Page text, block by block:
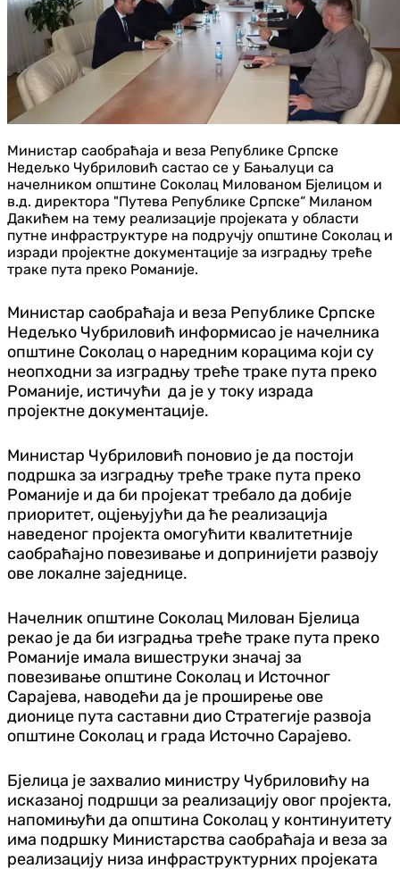
Министар саобраћаја и веза Републике Српске
Недељко Чубриловић састао се у Бањалуци са
начелником општине Соколац Милованом Бјелицом и
в.д. директора "Путева Републике Српске“ Миланом
Дакићем на тему реализације пројеката у области
путне инфраструктуре на подручју општине Соколац и
изради пројектне документације за изградњу треће
траке пута преко Романије.
Министар саобраћаја и веза Републике Српске
Недељко Чубриловић информисао је начелника
општине Соколац о наредним корацима који су
неопходни за изградњу треће траке пута преко
Романије, истичући да је у току израда
пројектне документације.
Министар Чубриловић поновио је да постоји
подршка за изградњу треће траке пута преко
Романије и да би пројекат требало да добије
приоритет, оцјењујући да ће реализација
наведеног пројекта омогућити квалитетније
саобраћајно повезивање и допринијети развоју
ове локалне заједнице.
Начелник општине Соколац Милован Бјелица
рекао је да би изградња треће траке пута преко
Романије имала вишеструки значај за
повезивање општине Соколац и Источног
Сарајева, наводећи да је проширење ове
дионице пута саставни дио Стратегије развоја
општине Соколац и града Источно Сарајево.
Бјелица је захвалио министру Чубриловићу на
исказаној подршци за реализацију овог пројекта,
напомињући да општина Соколац у континуитету
има подршку Министарства саобраћаја и веза за
реализацију низа инфраструктурних пројеката